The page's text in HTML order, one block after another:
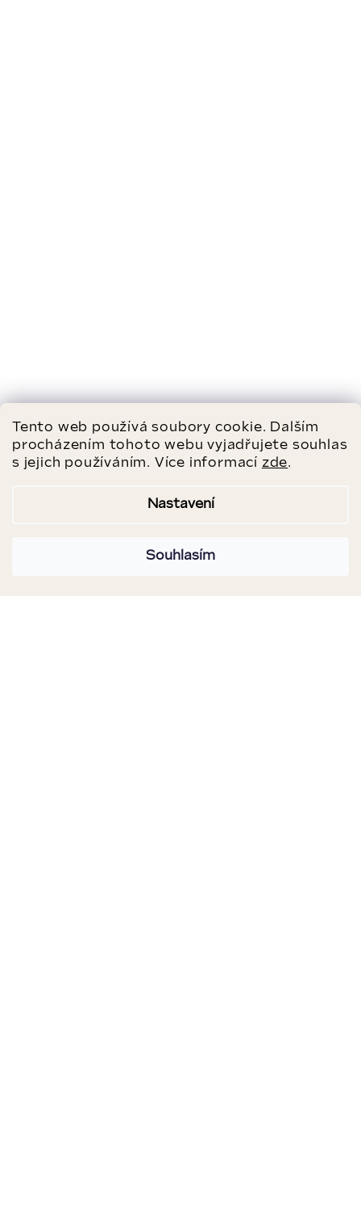
Tento web používá soubory cookie. Dalším
procházením tohoto webu vyjadřujete souhlas
s jejich používáním. Více informací zde.
Nastavení
Souhlasím